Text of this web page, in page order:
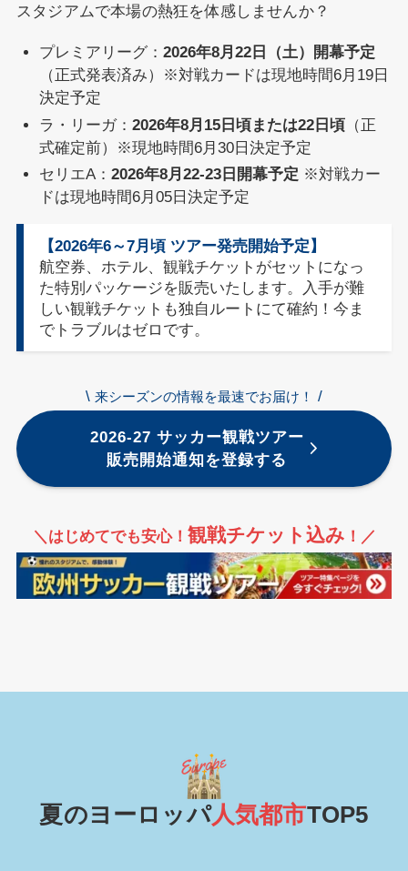
スタジアムで本場の熱狂を体感しませんか？
プレミアリーグ：2026年8月22日（土）開幕予定
（正式発表済み）※対戦カードは現地時間6月19日
決定予定
ラ・リーガ：2026年8月15日頃または22日頃 （正
式確定前）※現地時間6月30日決定予定
セリエA：2026年8月22-23日開幕予定 ※対戦カー
ドは現地時間6月05日決定予定
【2026年6～7月頃 ツアー発売開始予定】
航空券、ホテル、観戦チケットがセットになっ
た特別パッケージを販売いたします。入手が難
しい観戦チケットも独自ルートにて確約！今ま
でトラブルはゼロです。
\ 来シーズンの情報を最速でお届け！ /
2026-27 サッカー観戦ツアー
販売開始通知を登録する
＼はじめてでも安心！ 観戦チケット込み ！／
夏のヨーロッパ人気都市TOP5